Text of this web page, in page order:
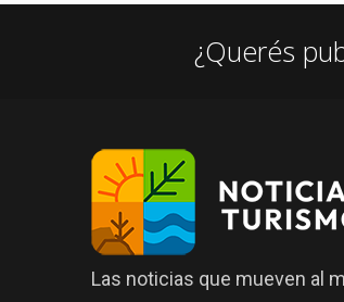
¿Querés
Las noticias que mueven al